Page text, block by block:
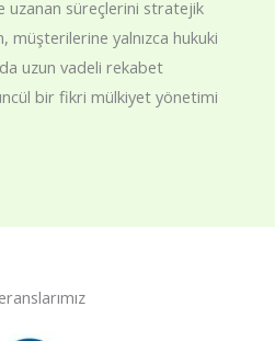
uzanan süreçlerini stratejik
müşterilerine yalnızca hukuki
uzun vadeli rekabet
bir fikri mülkiyet yönetimi